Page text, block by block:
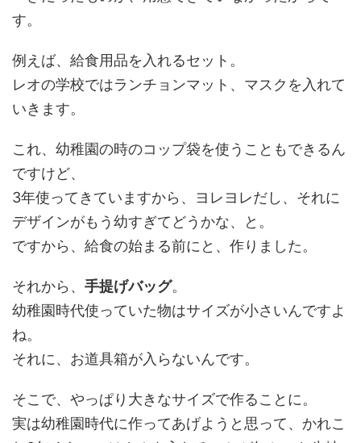
す。
例えば、給食用品を入れるセット。
レオの学校ではランチョンマット、マスクを入れて
いきます。
これ、幼稚園の時のコップ袋を使うこともできるん
ですけど、
3年使ってきていますから、ヨレヨレだし、それに
デザインがもう幼すぎてどうかな、と。
ですから、給食の始まる前にと、作りました。
それから、 手提げバッグ。
幼稚園時代使っていた物はサイズが小さいんですよ
ね。
それに、お道具箱が入らないんです。
そこで、やっぱり大きなサイズで作ることに。
実は幼稚園時代に作ってあげようと思って、かれこ